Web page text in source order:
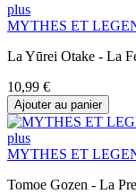
plus
MYTHES ET
La Yūrei Otake - La
10,99 €
Ajouter au panier
plus
MYTHES ET
Tomoe Gozen - La